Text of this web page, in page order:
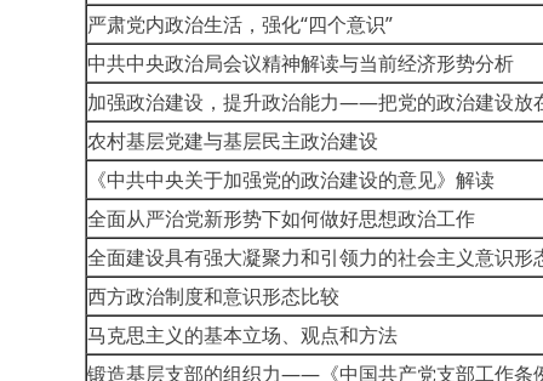
严肃党内政治生活，强化“四个意识”
中共中央政治局会议精神解读与当前经济形势分析
加强政治建设，提升政治能力——把党的政治建设放
农村基层党建与基层民主政治建设
《中共中央关于加强党的政治建设的意见》解读
全面从严治党新形势下如何做好思想政治工作
全面建设具有强大凝聚力和引领力的社会主义意识形
西方政治制度和意识形态比较
马克思主义的基本立场、观点和方法
锻造基层支部的组织力——《中国共产党支部工作条